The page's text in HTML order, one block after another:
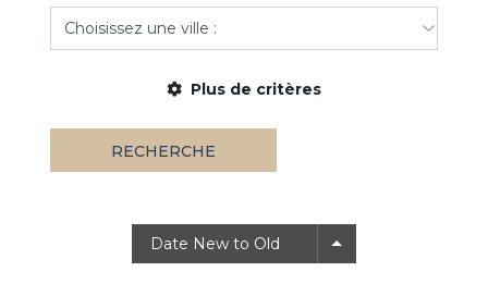
Plus de critères
RECHERCHE
Date New to Old